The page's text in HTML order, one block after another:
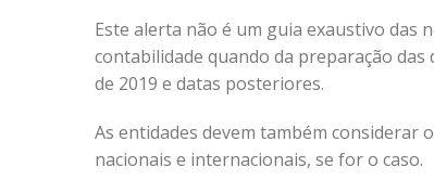
Este alerta não é um guia exaustivo das
contabilidade quando da preparação
de 2019 e datas posteriores.
As entidades devem também considerar
nacionais e internacionais, se for o caso.